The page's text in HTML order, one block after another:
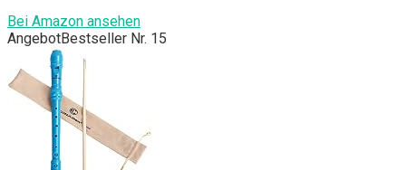
Bei Amazon ansehen
AngebotBestseller Nr. 15